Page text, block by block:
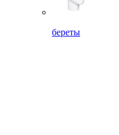
береты